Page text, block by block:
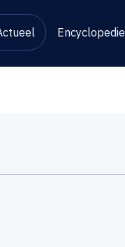
Encyclopedie